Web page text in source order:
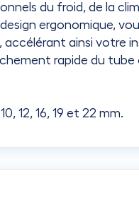
du froid, de la
ergonomique,
ainsi votre
rapide du
12, 16, 19 et 22 mm.